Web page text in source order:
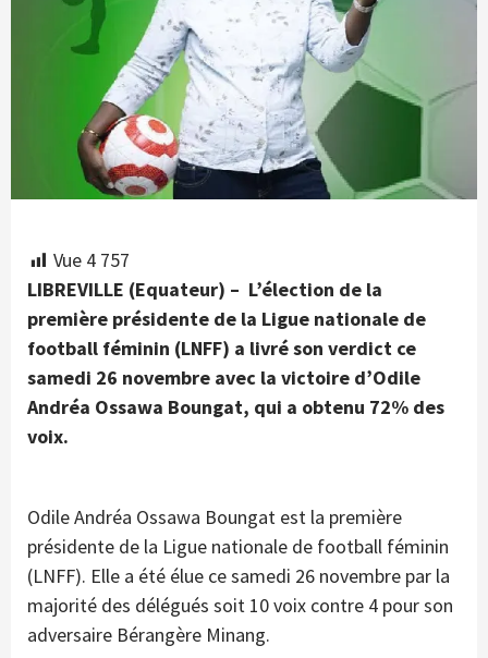
Vue 4 757
LIBREVILLE (Equateur) – L’élection de la
première présidente de la Ligue nationale de
football féminin (LNFF) a livré son verdict ce
samedi 26 novembre avec la victoire d’Odile
Andréa Ossawa Boungat, qui a obtenu 72% des
voix.
Odile Andréa Ossawa Boungat est la première
présidente de la Ligue nationale de football féminin
(LNFF). Elle a été élue ce samedi 26 novembre par la
majorité des délégués soit 10 voix contre 4 pour son
adversaire Bérangère Minang.